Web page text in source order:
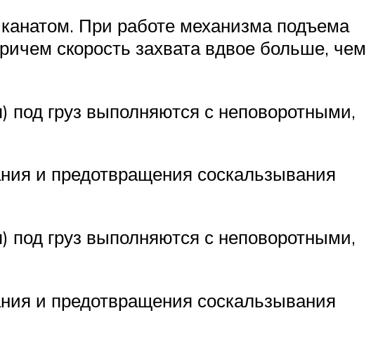
При работе механизма подъема
скорость захвата вдвое больше, чем
под груз выполняются с неповоротными,
и предотвращения соскальзывания
под груз выполняются с неповоротными,
и предотвращения соскальзывания